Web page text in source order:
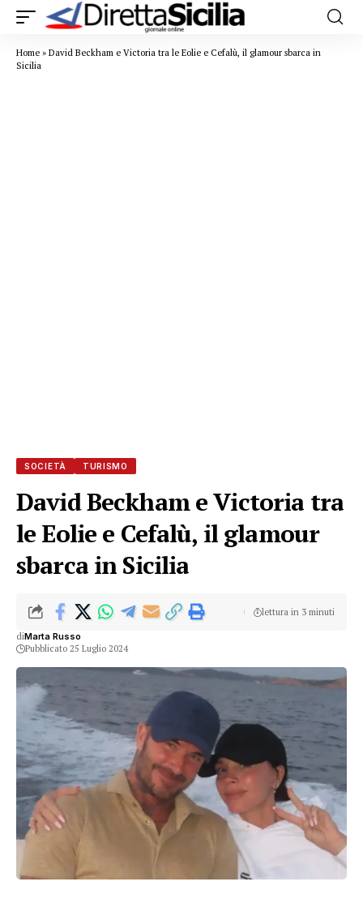
Home » David Beckham e Victoria tra le Eolie e Cefalù, il glamour sbarca in
Sicilia
SOCIETÀ TURISMO
David Beckham e Victoria tra
le Eolie e Cefalù, il glamour
sbarca in Sicilia
diMarta Russo
Pubblicato 25 Luglio 2024
lettura in 3 minuti